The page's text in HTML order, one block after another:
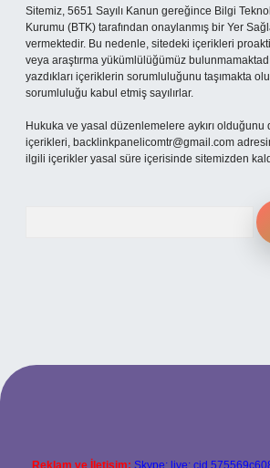
Sitemiz, 5651 Sayılı Kanun gereğince Bilgi
Kurumu (BTK) tarafından onaylanmış bir Yer
vermektedir. Bu nedenle, sitedeki içerikleri
veya araştırma yükümlülüğümüz
yazdıkları içeriklerin sorumluluğunu taşımakta
sorumluluğu kabul etmiş sayılırlar.
Hukuka ve yasal düzenlemelere aykırı
içerikleri, backlinkpanelicomtr@gmail.com
ilgili içerikler yasal süre içerisinde sitemizden
Reklam ve İletişim: Skype: